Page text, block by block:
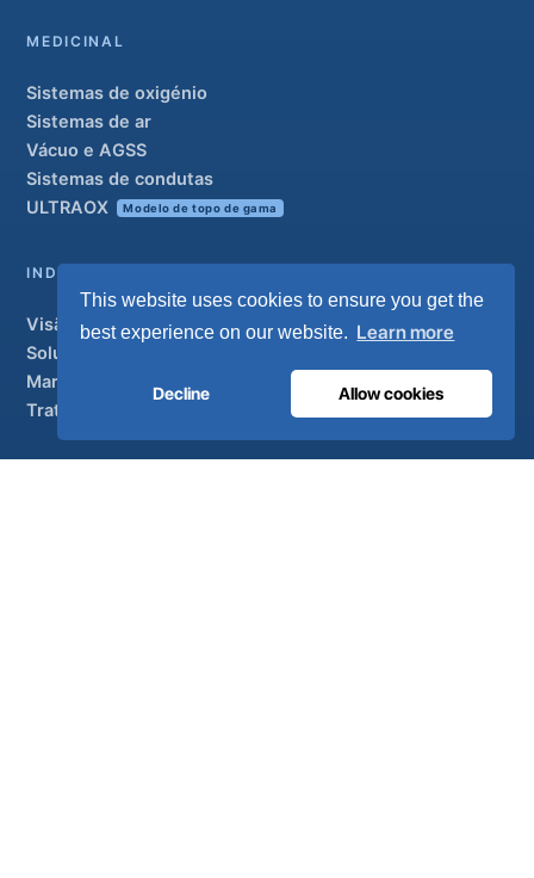
This website uses cookies to ensure you get the
best experience on our website. Learn more
Decline Allow cookies
MEDICINAL
Sistemas de oxigénio
Sistemas de ar
Vácuo e AGSS
Sistemas de condutas
ULTRAOX
Modelo de topo de gama
INDUSTRIAL
Visão geral
Soluções
Marcas parceiras
Tratamento do ar